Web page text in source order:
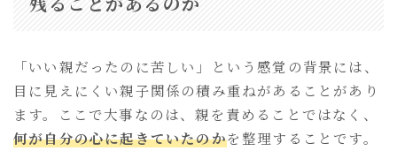
「いい親だったのに苦しい」という感覚の背景には、
目に見えにくい親子関係の積み重ねがあることがあり
ます。ここで大事なのは、親を責めることではなく、
何が自分の心に起きていたのかを整理することです。